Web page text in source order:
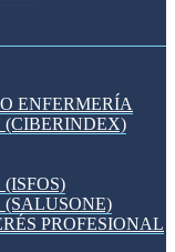
ENFERMERÍA
PROFESIONAL